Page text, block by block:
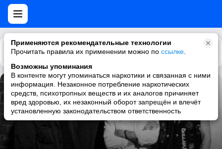
Применяются рекомендательные технологии
Прочитать правила их применении можно по ссылке
Возможны упоминания
В контенте могут упоминаться наркотики и связанная с ними
информация. Незаконное потребление наркотических
средств, психотропных веществ и их аналогов причиняет
вред здоровью, их незаконный оборот запрещён и влечёт
установленную законодательством ответственность
Каталог Рекомендации
War Machine
Kill Devil Hill